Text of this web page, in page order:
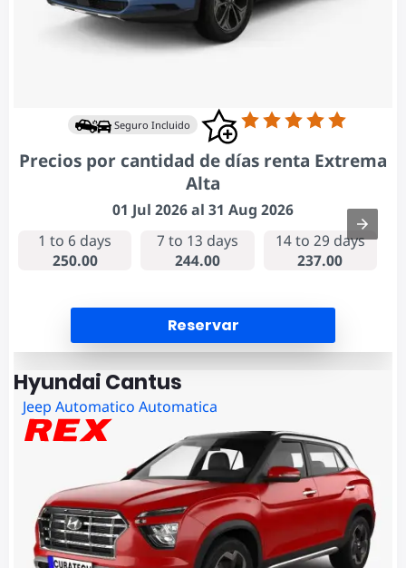
Seguro Incluido
Precios por cantidad de días renta Extrema
Alta
01 Jul 2026 al 31 Aug 2026
1 to 6 days
250.00
7 to 13 days
244.00
14 to 29 days
237.00
Reservar
Hyundai Cantus
Jeep Automatico Automatica